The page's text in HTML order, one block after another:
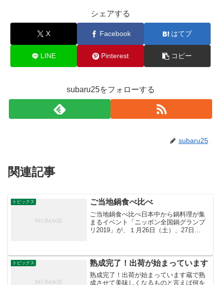
シェアする
X Facebook はてブ
LINE Pinterest コピー
subaru25をフォローする
subaru25
関連記事
トピックス ご当地鍋食べ比べ
ご当地鍋食べ比べ日本中から鍋料理が集
まるイベント「ニッポン全国鍋グランプ
リ2019」が、１月26日（土）、27日
No.1を選ぶコンテス...
トピックス 熟成完了！出荷が始まっています
熟成完了！出荷が始まっています蔵で熟
成させて美味しくなるものと言えば何を